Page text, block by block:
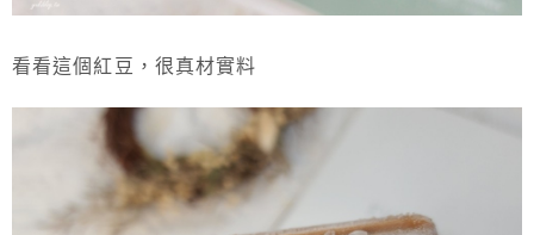
看看這個紅豆，很真材實料